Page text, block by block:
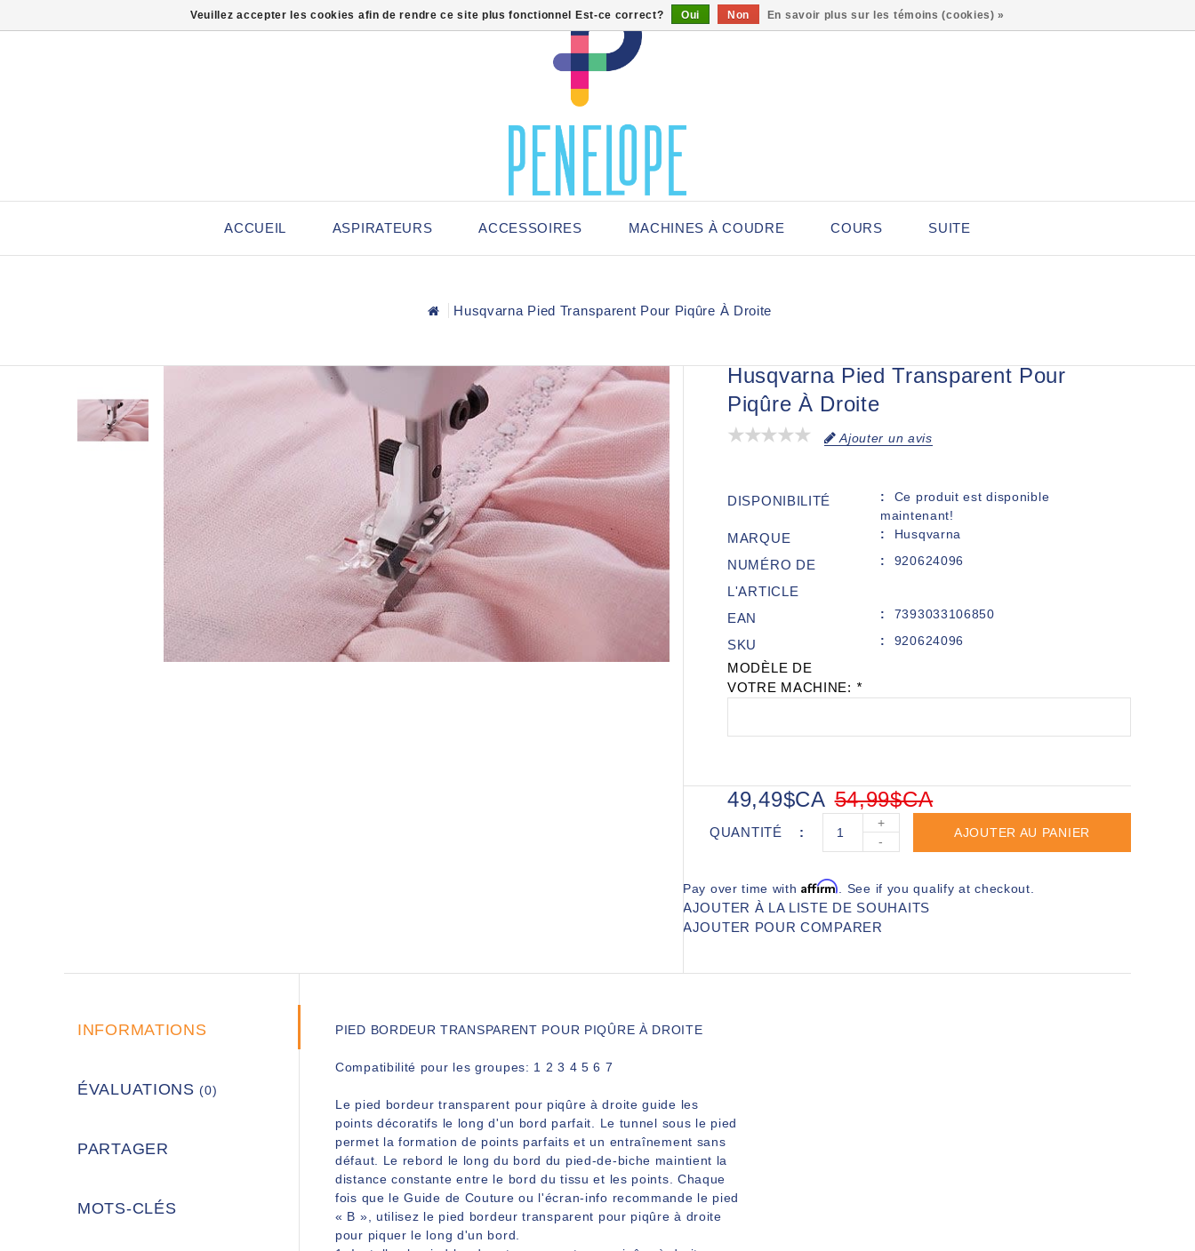
ACCUEIL ASPIRATEURS ACCESSOIRES MACHINES À COUDRE COURS SUITE
Husqvarna Pied Transparent Pour Piqûre À Droite
Husqvarna Pied Transparent Pour
Piqûre À Droite
Ajouter un avis
DISPONIBILITÉ
Ce produit est disponible
maintenant!
MARQUE Husqvarna
NUMÉRO DE
L'ARTICLE
920624096
EAN 7393033106850
SKU 920624096
MODÈLE DE
VOTRE MACHINE: *
54,99$CA
49,49$CA
QUANTITÉ
+
-
AJOUTER AU PANIER
Pay over time withAffirm . See if you qualify at checkout.
AJOUTER À LA LISTE DE SOUHAITS
AJOUTER POUR COMPARER
INFORMATIONS
ÉVALUATIONS(0)
PARTAGER
MOTS-CLÉS
PIED BORDEUR TRANSPARENT POUR PIQÛRE À DROITE
Compatibilité pour les groupes: 1 2 3 4 5 6 7
Le pied bordeur transparent pour piqûre à droite guide les
points décoratifs le long d'un bord parfait. Le tunnel sous le pied
permet la formation de points parfaits et un entraînement sans
défaut. Le rebord le long du bord du pied-de-biche maintient la
distance constante entre le bord du tissu et les points. Chaque
fois que le Guide de Couture ou l'écran-info recommande le pied
« B », utilisez le pied bordeur transparent pour piqûre à droite
pour piquer le long d'un bord.
Veuillez accepter les cookies afin de rendre ce site plus fonctionnel Est-ce correct? Oui Non En savoir plus sur les témoins (cookies) »